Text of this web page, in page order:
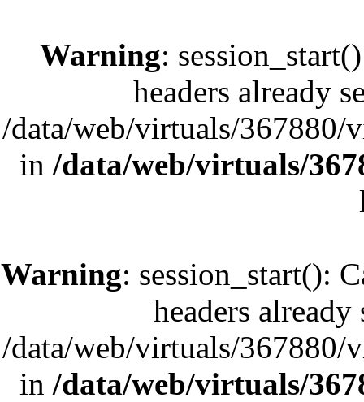
Warning:
headers already
/data/web/virtuals/
in /data/web/virtuals/
Warning: session_start():
headers
/data/web/virtuals/
in /data/web/virtuals/